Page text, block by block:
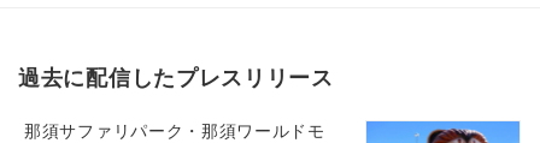
過去に配信したプレスリリース
那須サファリパーク・那須ワールドモ